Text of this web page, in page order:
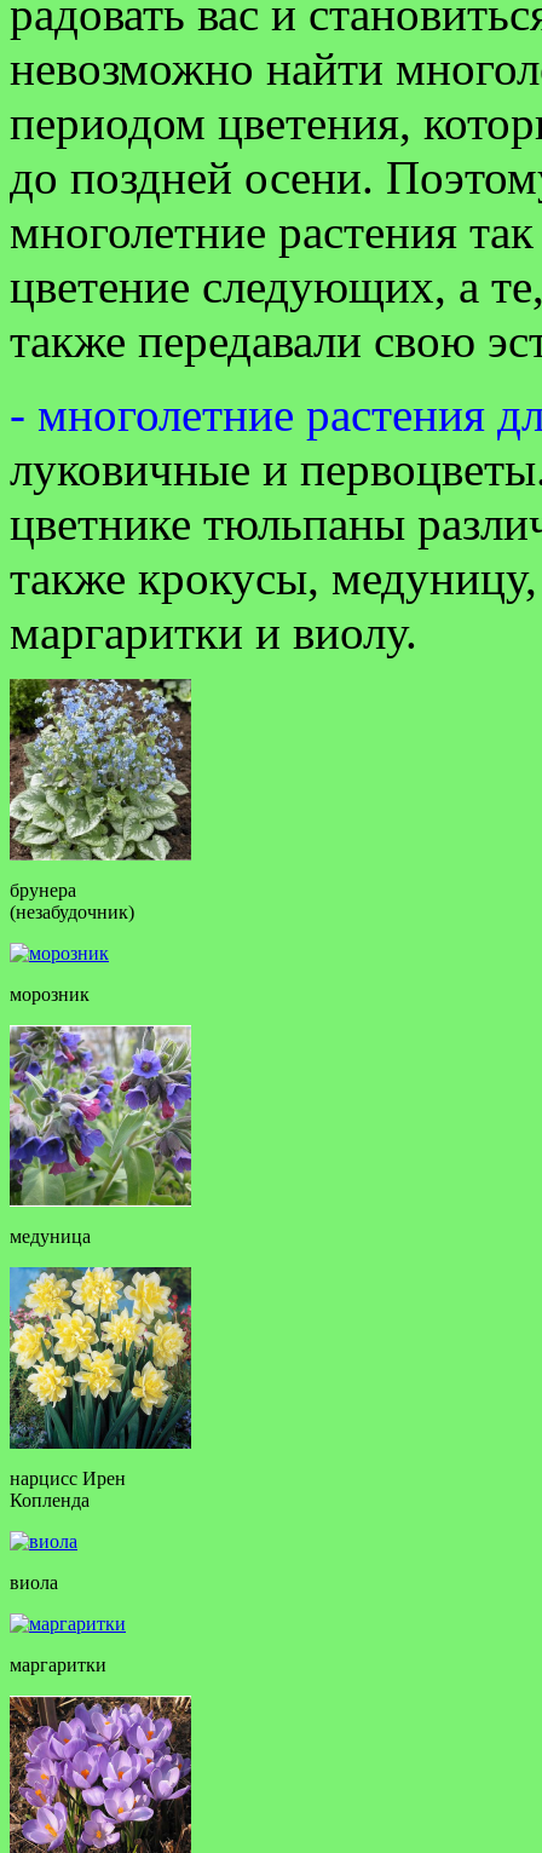
радовать вас и
невозможно найти
периодом цветения,
до поздней осени.
многолетние растения
цветение следующих, а
также передавали свою
- многолетние растения
луковичные и
цветнике тюльпаны
также крокусы,
маргаритки и виолу.
брунера
(незабудочник)
морозник
медуница
нарцисс Ирен
Копленда
виола
маргаритки